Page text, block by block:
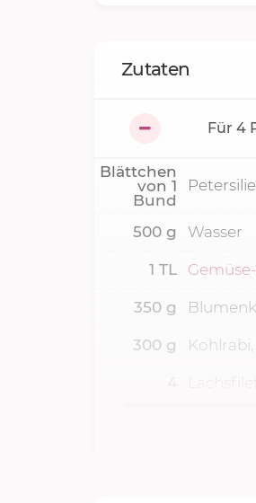
Zutaten
Für 4
Blättchen
von 1
Bund
Petersilie
500 g Wasser
1 TL
350 g
300 g